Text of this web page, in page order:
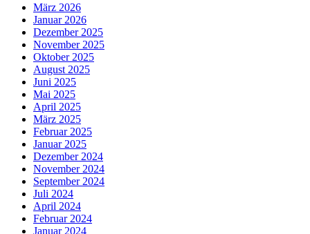
März 2026
Januar 2026
Dezember 2025
November 2025
Oktober 2025
August 2025
Juni 2025
Mai 2025
April 2025
März 2025
Februar 2025
Januar 2025
Dezember 2024
November 2024
September 2024
Juli 2024
April 2024
Februar 2024
Januar 2024